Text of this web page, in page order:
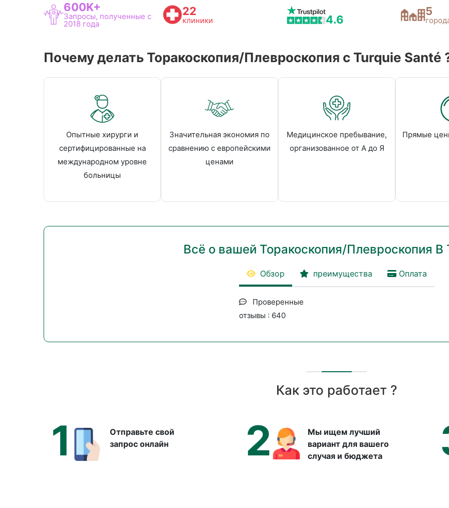
600K+
Запросы, полученные с
2018 года
22
клиники 4.6
5
Почему делать Торакоскопия/Плевроскопия c Turquie Santé
Опытные хирурги и
сертифицированные на
международном уровне
больницы
Значительная экономия по
сравнению с европейскими
ценами
Медицинское пребывание,
организованное от А до Я
Прямые
Всё о вашей Торакоскопия/Плевроскопия В
Обзор преимущества Оплата
Проверенные
отзывы : 640
Как это работает ?
1
Отправьте свой
запрос онлайн
2
Мы ищем лучший
вариант для вашего
случая и бюджета